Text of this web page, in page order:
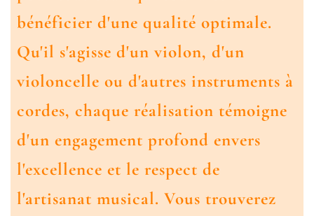
bénéficier d'une qualité optimale.
Qu'il s'agisse d'un violon, d'un
violoncelle ou d'autres instruments à
cordes, chaque réalisation témoigne
d'un engagement profond envers
l'excellence et le respect de
l'artisanat musical. Vous trouverez